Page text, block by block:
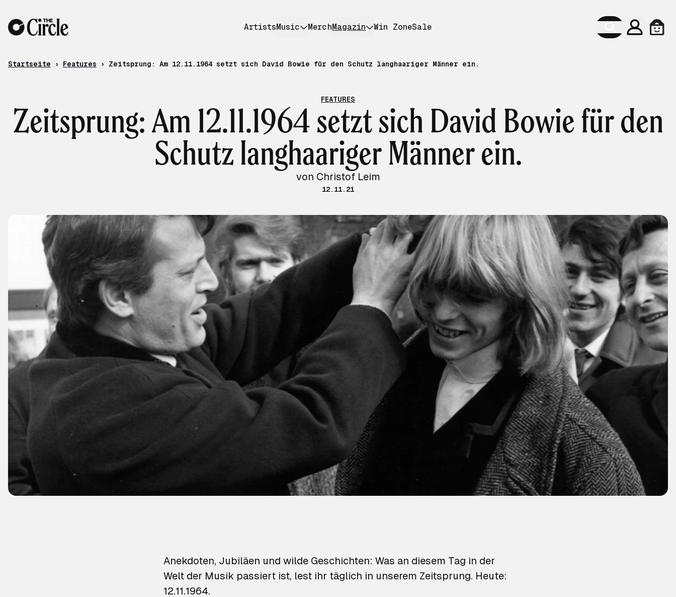
ArtistsMusic MerchMagazin Win ZoneSale
Konto
Startseite › Features › Zeitsprung: Am 12.11.1964 setzt sich David Bowie für den Schutz langhaariger Männer ein.
FEATURES
Zeitsprung: Am 12.11.1964 setzt sich David Bowie für den
Schutz langhaariger Männer ein.
von Christof Leim
12.11.21
Anekdoten, Jubiläen und wilde Geschichten: Was an diesem Tag in der
Welt der Musik passiert ist, lest ihr täglich in unserem Zeitsprung. Heute:
12.11.1964.